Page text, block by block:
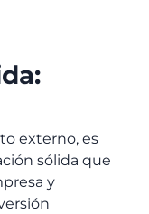
externo, es
sólida que
y